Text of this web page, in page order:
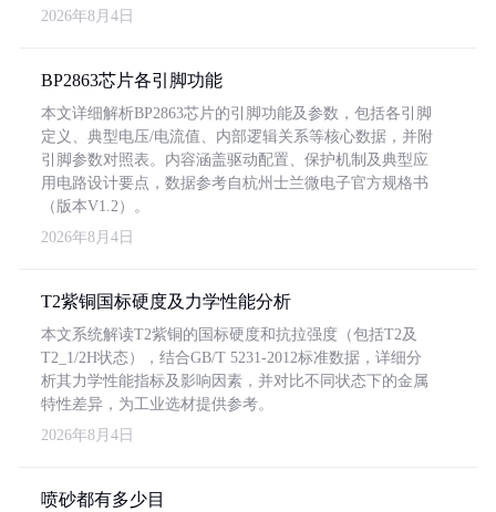
2026年8月4日
BP2863芯片各引脚功能
本文详细解析BP2863芯片的引脚功能及参数，包括各引脚
定义、典型电压/电流值、内部逻辑关系等核心数据，并附
引脚参数对照表。内容涵盖驱动配置、保护机制及典型应
用电路设计要点，数据参考自杭州士兰微电子官方规格书
（版本V1.2）。
2026年8月4日
T2紫铜国标硬度及力学性能分析
本文系统解读T2紫铜的国标硬度和抗拉强度（包括T2及
T2_1/2H状态），结合GB/T 5231-2012标准数据，详细分
析其力学性能指标及影响因素，并对比不同状态下的金属
特性差异，为工业选材提供参考。
2026年8月4日
喷砂都有多少目